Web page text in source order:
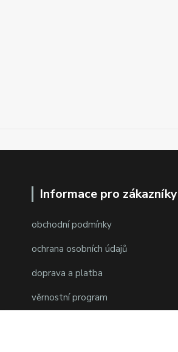
Informace pro zákazníky
obchodní podmínky
ochrana osobních údajů
doprava a platba
věrnostní program